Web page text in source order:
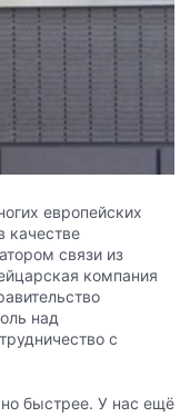
европейских
качестве
связи из
компания
над
с
быстрее. У нас ещё